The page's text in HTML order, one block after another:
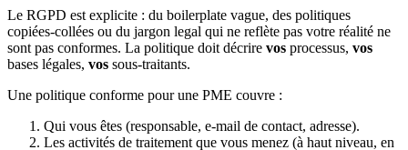
Le RGPD est explicite : du boilerplate vague, des politiques
copiées-collées ou du jargon legal qui ne reflète pas votre réalité ne
sont pas conformes. La politique doit décrire vos processus, vos
bases légales, vos sous-traitants.
Une politique conforme pour une PME couvre :
Qui vous êtes (responsable, e-mail de contact, adresse).
Les activités de traitement que vous menez (à haut niveau, en